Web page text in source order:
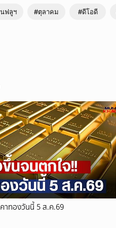
ฟลูฯ #ตุลาคม #ดีโอดี
าทองวันนี้ 5 ส.ค.69